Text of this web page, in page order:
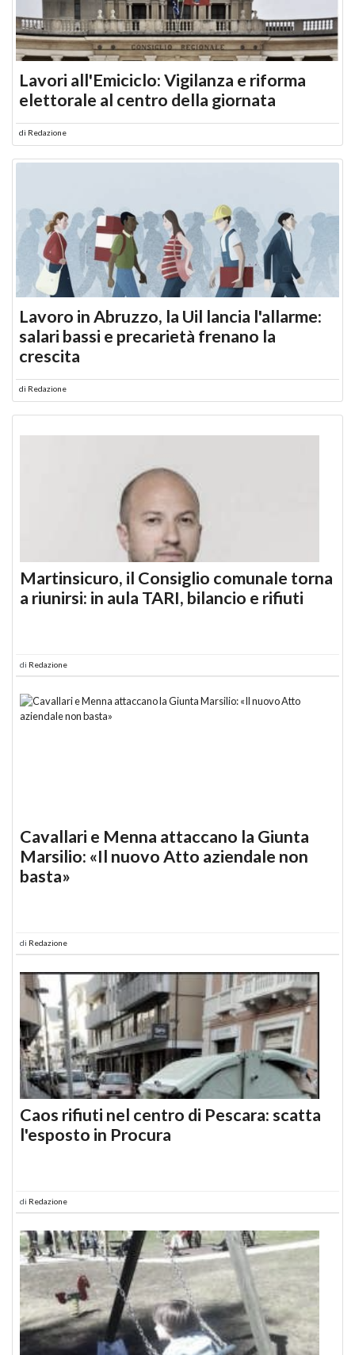
Lavori all'Emiciclo: Vigilanza e riforma
elettorale al centro della giornata
di Redazione
Lavoro in Abruzzo, la Uil lancia l'allarme:
salari bassi e precarietà frenano la
crescita
di Redazione
Martinsicuro, il Consiglio comunale torna
a riunirsi: in aula TARI, bilancio e rifiuti
di Redazione
Cavallari e Menna attaccano la Giunta
Marsilio: «Il nuovo Atto aziendale non
basta»
di Redazione
Caos rifiuti nel centro di Pescara: scatta
l'esposto in Procura
di Redazione